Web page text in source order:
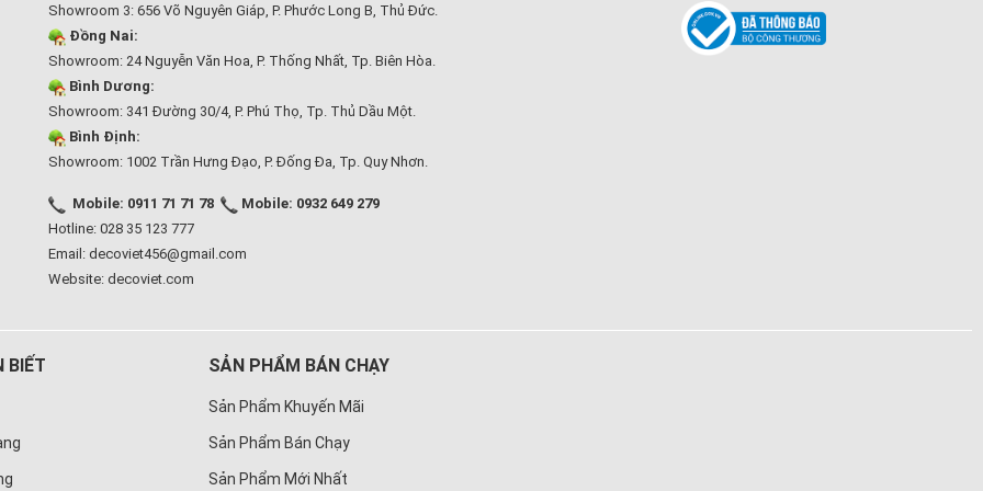
Showroom 3: 656 Võ Nguyên Giáp, P. Phước Long B, Thủ Đức.
Đồng Nai:
Showroom: 24 Nguyễn Văn Hoa, P. Thống Nhất, Tp. Biên Hòa.
Bình Dương:
Showroom: 341 Đường 30/4, P. Phú Thọ, Tp. Thủ Dầu Một.
Bình Định:
Showroom: 1002 Trần Hưng Đạo, P. Đống Đa, Tp. Quy Nhơn.
Mobile: 0911 71 71 78
Mobile: 0932 649 279
Hotline: 028 35 123 777
Email: decoviet456@gmail.com
Website:decoviet.com
BIẾT SẢN PHẨM BÁN CHẠY
Sản Phẩm Khuyến Mãi
Sản Phẩm Bán Chạy
Sản Phẩm Mới Nhất